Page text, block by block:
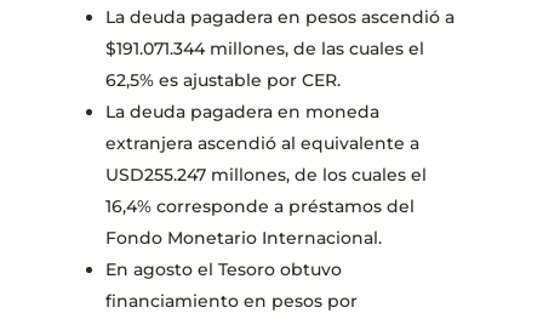
La deuda pagadera en pesos ascendió a
$191.071.344 millones, de las cuales el
62,5% es ajustable por CER.
La deuda pagadera en moneda
extranjera ascendió al equivalente a
USD255.247 millones, de los cuales el
16,4% corresponde a préstamos del
Fondo Monetario Internacional.
En agosto el Tesoro obtuvo
financiamiento en pesos por